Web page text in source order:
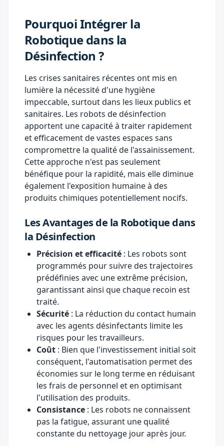
Pourquoi Intégrer la
Robotique dans la
Désinfection ?
Les crises sanitaires récentes ont mis en
lumière la nécessité d'une hygiène
impeccable, surtout dans les lieux publics et
sanitaires. Les robots de désinfection
apportent une capacité à traiter rapidement
et efficacement de vastes espaces sans
compromettre la qualité de l'assainissement.
Cette approche n'est pas seulement
bénéfique pour la rapidité, mais elle diminue
également l'exposition humaine à des
produits chimiques potentiellement nocifs.
Les Avantages de la Robotique dans
la Désinfection
Précision et efficacité : Les robots sont
programmés pour suivre des trajectoires
prédéfinies avec une extrême précision,
garantissant ainsi que chaque recoin est
traité.
Sécurité : La réduction du contact humain
avec les agents désinfectants limite les
risques pour les travailleurs.
Coût : Bien que l'investissement initial soit
conséquent, l'automatisation permet des
économies sur le long terme en réduisant
les frais de personnel et en optimisant
l'utilisation des produits.
Consistance : Les robots ne connaissent
pas la fatigue, assurant une qualité
constante du nettoyage jour après jour.